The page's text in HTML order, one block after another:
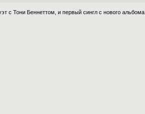
с Тони Беннеттом, и первый сингл с нового альбома